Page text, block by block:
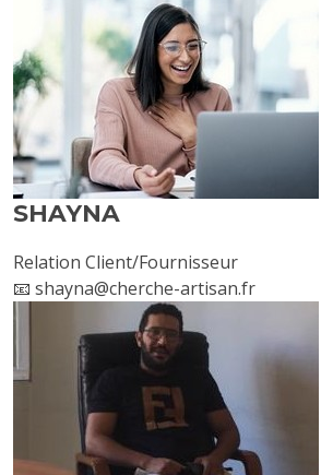
SHAYNA
Relation Client/Fournisseur
📧 shayna@cherche-artisan.fr